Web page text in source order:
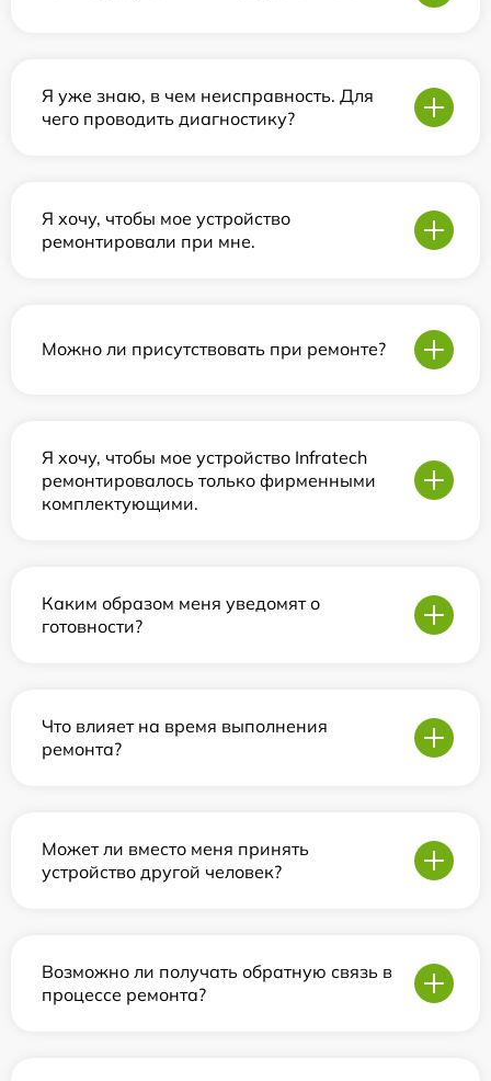
Я уже знаю, в чем неисправность. Для
чего проводить диагностику?
Я хочу, чтобы мое устройство
ремонтировали при мне.
Можно ли присутствовать при ремонте?
Я хочу, чтобы мое устройство Infratech
ремонтировалось только фирменными
комплектующими.
Каким образом меня уведомят о
готовности?
Что влияет на время выполнения
ремонта?
Может ли вместо меня принять
устройство другой человек?
Возможно ли получать обратную связь в
процессе ремонта?